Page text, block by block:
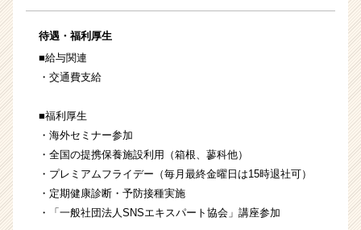
待遇・福利厚生
■給与関連
・交通費支給
■福利厚生
・海外セミナー参加
・全国の提携保養施設利用（箱根、蓼科他）
・プレミアムフライデー（毎月最終金曜日は15時退社可）
・定期健康診断・予防接種実施
・「一般社団法人SNSエキスパート協会」講座参加